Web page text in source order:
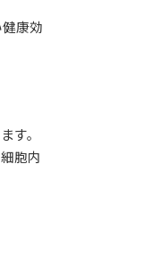
康効
す。
胞内